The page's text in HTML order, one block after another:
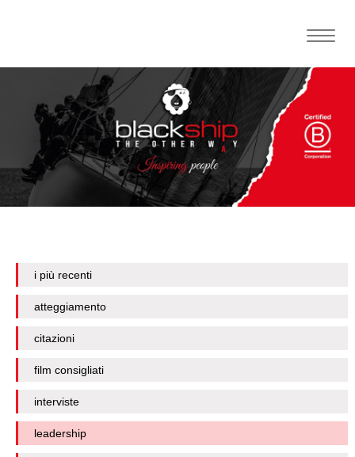
Toggle
i più recenti
atteggiamento
citazioni
film consigliati
interviste
leadership